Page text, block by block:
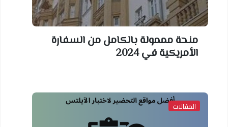
منحة مممولة بالكامل من السفارة
الأمريكية في 2024
المقالات